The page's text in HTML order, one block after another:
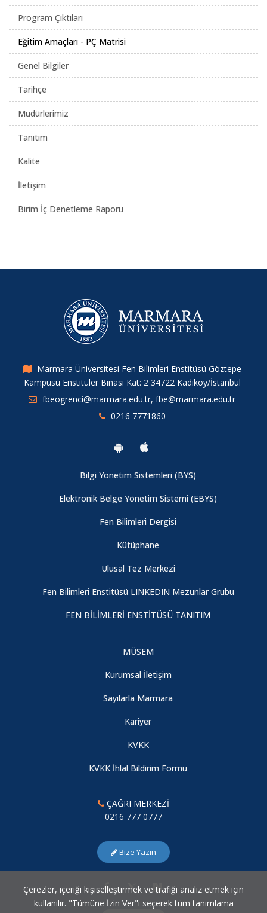
Program Çıktıları
Eğitim Amaçları - PÇ Matrisi
Genel Bilgiler
Tarihçe
Müdürlerimiz
Tanıtım
Kalite
İletişim
Birim İç Denetleme Raporu
Marmara Üniversitesi Fen Bilimleri Enstitüsü Göztepe
Kampüsü Enstitüler Binası Kat: 2 34722 Kadıköy/İstanbul
fbeogrenci@marmara.edu.tr, fbe@marmara.edu.tr
0216 7771860
Bilgi Yonetim Sistemleri (BYS)
Elektronik Belge Yönetim Sistemi (EBYS)
Fen Bilimleri Dergisi
Kütüphane
Ulusal Tez Merkezi
Fen Bilimleri Enstitüsü LINKEDIN Mezunlar Grubu
FEN BİLİMLERİ ENSTİTÜSÜ TANITIM
MÜSEM
Kurumsal İletişim
Sayılarla Marmara
Kariyer
KVKK
KVKK İhlal Bildirim Formu
ÇAĞRI MERKEZİ
0216 777 0777
Bize Yazın
Çerezler, içeriği kişiselleştirmek ve trafiği analiz etmek için
kullanılır. "Tümüne İzin Ver"i seçerek tüm tanımlama